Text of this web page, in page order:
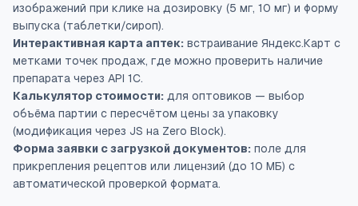
изображений при клике на дозировку (5 мг, 10 мг) и форму
выпуска (таблетки/сироп).
Интерактивная карта аптек: встраивание Яндекс.Карт с
метками точек продаж, где можно проверить наличие
препарата через API 1С.
Калькулятор стоимости: для оптовиков — выбор
объёма партии с пересчётом цены за упаковку
(модификация через JS на Zero Block).
Форма заявки с загрузкой документов: поле для
прикрепления рецептов или лицензий (до 10 МБ) с
автоматической проверкой формата.